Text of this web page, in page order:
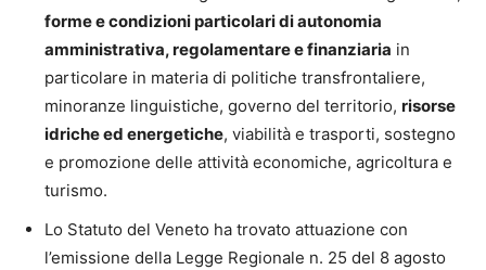
forme e condizioni particolari di autonomia
amministrativa, regolamentare e finanziaria in
particolare in materia di politiche transfrontaliere,
minoranze linguistiche, governo del territorio, risorse
idriche ed energetiche, viabilità e trasporti, sostegno
e promozione delle attività economiche, agricoltura e
turismo.
Lo Statuto del Veneto ha trovato attuazione con
l’emissione della Legge Regionale n. 25 del 8 agosto